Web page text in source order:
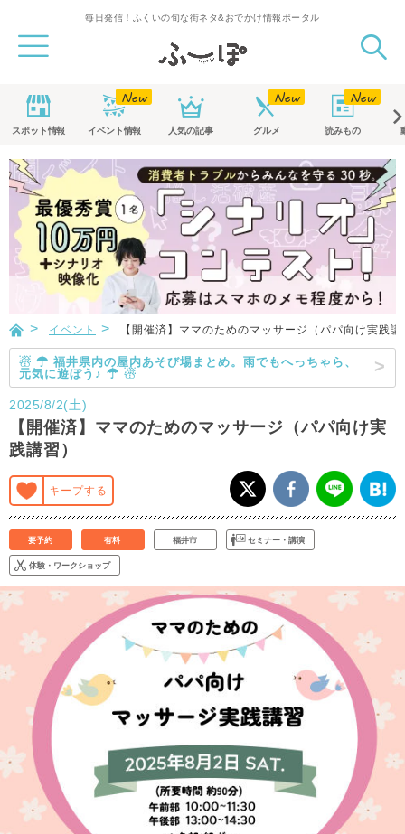
毎日発信！ふくいの旬な街ネタ&おでかけ情報ポータル
スポット情報 イベント情報 人気の記事 グルメ 読みもの
イベント 【開催済】ママのためのマッサージ（パパ向け実践講
☃ ☂ 福井県内の屋内あそび場まとめ。雨でもへっちゃら、
元気に遊ぼう♪ ☂ ☃
2025/8/2(土)
【開催済】ママのためのマッサージ（パパ向け実
践講習）
キープする
要予約 有料 福井市 セミナー・講演
体験・ワークショップ